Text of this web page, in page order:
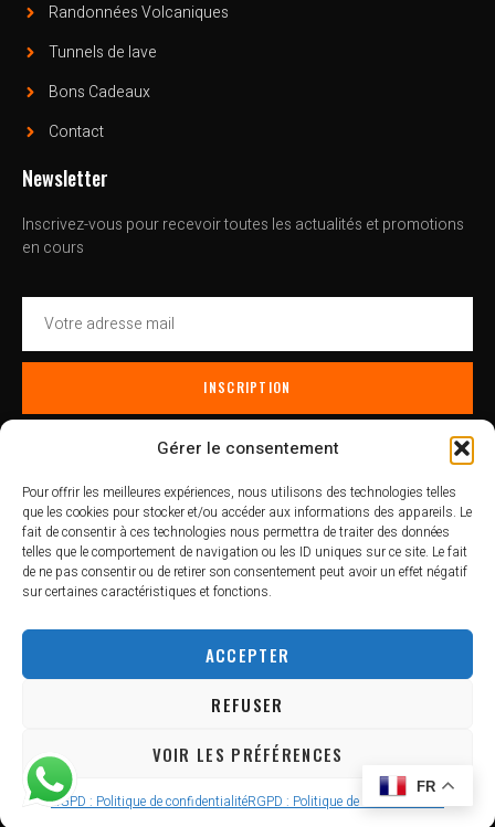
Gérer le consentement
Pour offrir les meilleures expériences, nous utilisons des technologies telles
que les cookies pour stocker et/ou accéder aux informations des appareils. Le
fait de consentir à ces technologies nous permettra de traiter des données
telles que le comportement de navigation ou les ID uniques sur ce site. Le fait
de ne pas consentir ou de retirer son consentement peut avoir un effet négatif
sur certaines caractéristiques et fonctions.
ACCEPTER
REFUSER
VOIR LES PRÉFÉRENCES
RGPD : Politique de confidentialitéRGPD : Politique de confidentialité
Randonnées Volcaniques
Tunnels de lave
Bons Cadeaux
Contact
Newsletter
Inscrivez-vous pour recevoir toutes les actualités et promotions
en cours
INSCRIPTION
Ce site a été financé par l’Union Européenne dans le cadre du
programme FEDER-FSE+ Réunion dont l’Autorité de gestion est la
Région Réunion. L’Europe s’engage à La Réunion avec le fonds
FEDER.
FR